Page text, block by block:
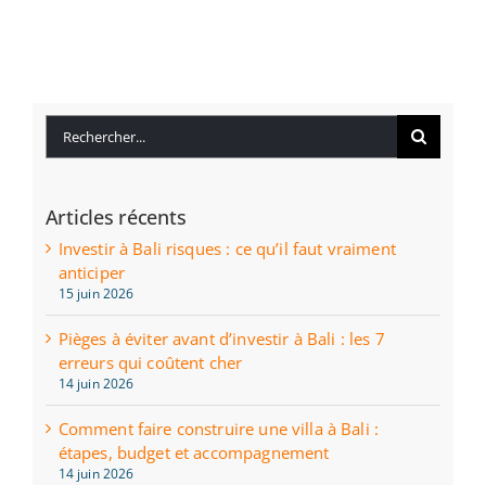
Rechercher:
Articles récents
Investir à Bali risques : ce qu’il faut vraiment
anticiper
15 juin 2026
Pièges à éviter avant d’investir à Bali : les 7
erreurs qui coûtent cher
14 juin 2026
Comment faire construire une villa à Bali :
étapes, budget et accompagnement
14 juin 2026